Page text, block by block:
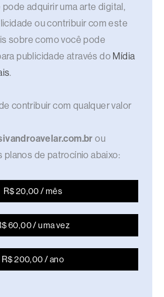
adquirir uma arte digital,
ou contribuir com este
sobre como você pode
publicidade através do Mídia
.
contribuir com qualquer valor
ou
planos de patrocínio abaixo:
R$ 20,00 / mês
60,00 / uma vez
R$ 200,00 / ano